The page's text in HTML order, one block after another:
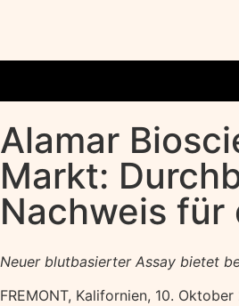
Alamar
Markt:
Nachweis für
Neuer blutbasierter Assay bietet
FREMONT, Kalifornien, 10. Oktober